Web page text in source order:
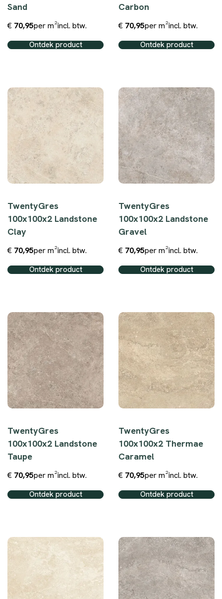
Sand
€ 70,95per m²incl. btw.
Ontdek product
Carbon
€ 70,95per m²incl. btw.
Ontdek product
TwentyGres
100x100x2 Landstone
Clay
€ 70,95per m²incl. btw.
Ontdek product
TwentyGres
100x100x2 Landstone
Gravel
€ 70,95per m²incl. btw.
Ontdek product
TwentyGres
100x100x2 Landstone
Taupe
€ 70,95per m²incl. btw.
Ontdek product
TwentyGres
100x100x2 Thermae
Caramel
€ 70,95per m²incl. btw.
Ontdek product